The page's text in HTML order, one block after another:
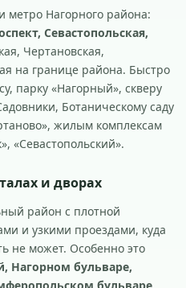
метро Нагорного района:
Севастопольская,
Чертановская,
на границе района. Быстро
парку «Нагорный», скверу
Ботаническому саду
жилым комплексам
«Севастопольский».
и дворах
район с плотной
и узкими проездами, куда
не может. Особенно это
Нагорном бульваре,